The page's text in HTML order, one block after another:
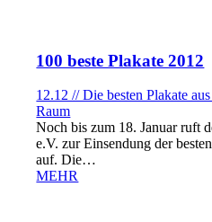
100 beste Plakate 2012
12.12 // Die besten Plakate
Raum
Noch bis zum 18. Januar ruft
e.V. zur Einsendung der
auf. Die…
MEHR